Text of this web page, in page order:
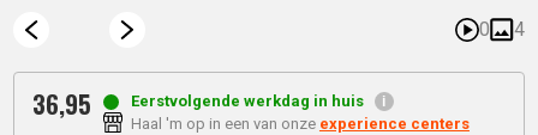
0 4
36,95
Eerstvolgende werkdag in huis
Haal 'm op in een van onze experience centers